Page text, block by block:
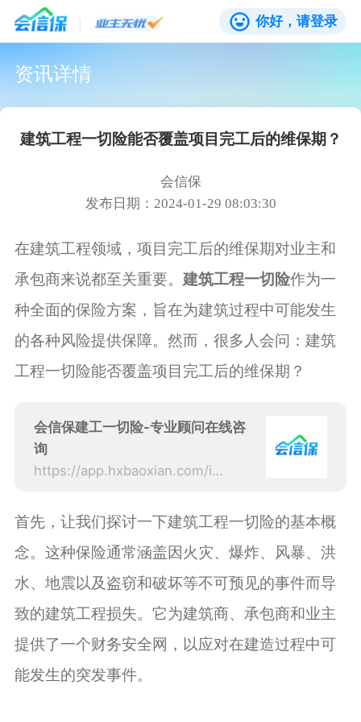
你好，请登录
资讯详情
建筑工程一切险能否覆盖项目完工后的维保期？
会信保
发布日期：2024-01-29 08:03:30
在建筑工程领域，项目完工后的维保期对业主和
承包商来说都至关重要。 建筑工程一切险作为一
种全面的保险方案，旨在为建筑过程中可能发生
的各种风险提供保障。然而，很多人会问：建筑
工程一切险能否覆盖项目完工后的维保期？
会信保建工一切险-专业顾问在线咨
询
https://app.hxbaoxian.com/insurance?p=1&l=20&t=5&c=0&sourceType=web
首先，让我们探讨一下建筑工程一切险的基本概
念。这种保险通常涵盖因火灾、爆炸、风暴、洪
水、地震以及盗窃和破坏等不可预见的事件而导
致的建筑工程损失。它为建筑商、承包商和业主
提供了一个财务安全网，以应对在建造过程中可
能发生的突发事件。